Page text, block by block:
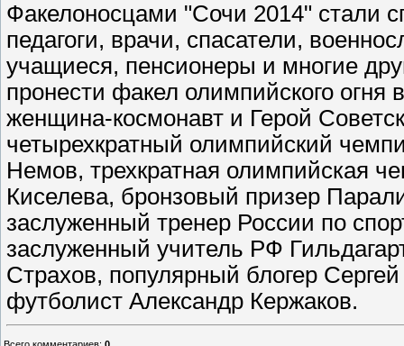
Факелоносцами "Сочи 2014" стали
педагоги, врачи, спасатели,
учащиеся, пенсионеры и многие
пронести факел олимпийского
женщина-космонавт и Герой
четырехкратный олимпийский
Немов, трехкратная олимпийская
Киселева, бронзовый призер
заслуженный тренер России по
заслуженный учитель РФ
Страхов, популярный блогер
футболист Александр Кержаков.